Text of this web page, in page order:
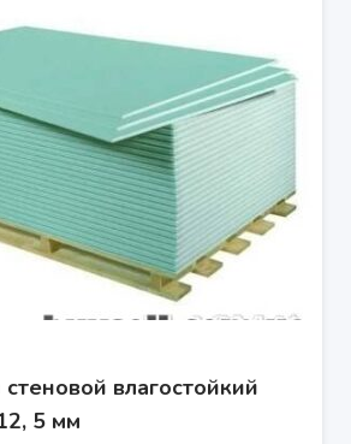
влагостойкий
5 мм